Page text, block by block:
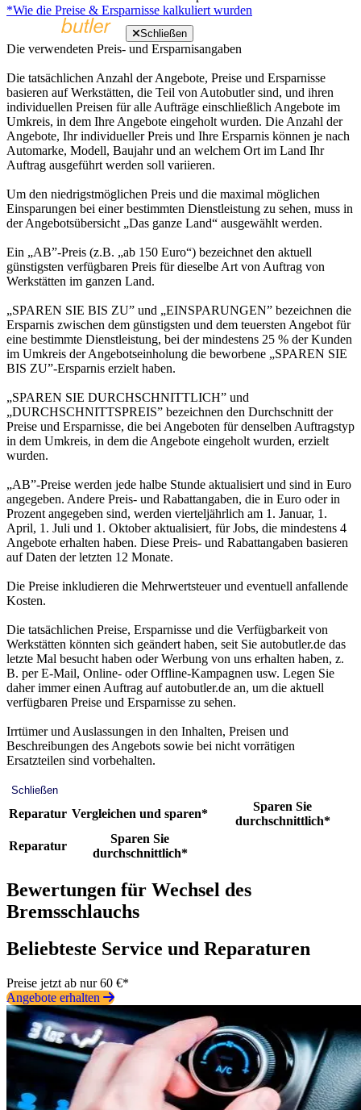
*Wie die Preise & Ersparnisse kalkuliert wurden
Schließen
Die verwendeten Preis- und Ersparnisangaben
Die tatsächlichen Anzahl der Angebote, Preise und Ersparnisse
basieren auf Werkstätten, die Teil von Autobutler sind, und ihren
individuellen Preisen für alle Aufträge einschließlich Angebote im
Umkreis, in dem Ihre Angebote eingeholt wurden. Die Anzahl der
Angebote, Ihr individueller Preis und Ihre Ersparnis können je nach
Automarke, Modell, Baujahr und an welchem Ort im Land Ihr
Auftrag ausgeführt werden soll variieren.
Um den niedrigstmöglichen Preis und die maximal möglichen
Einsparungen bei einer bestimmten Dienstleistung zu sehen, muss in
der Angebotsübersicht „Das ganze Land“ ausgewählt werden.
Ein „AB”-Preis (z.B. „ab 150 Euro“) bezeichnet den aktuell
günstigsten verfügbaren Preis für dieselbe Art von Auftrag von
Werkstätten im ganzen Land.
„SPAREN SIE BIS ZU” und „EINSPARUNGEN” bezeichnen die
Ersparnis zwischen dem günstigsten und dem teuersten Angebot für
eine bestimmte Dienstleistung, bei der mindestens 25 % der Kunden
im Umkreis der Angebotseinholung die beworbene „SPAREN SIE
BIS ZU”-Ersparnis erzielt haben.
„SPAREN SIE DURCHSCHNITTLICH” und
„DURCHSCHNITTSPREIS” bezeichnen den Durchschnitt der
Preise und Ersparnisse, die bei Angeboten für denselben Auftragstyp
in dem Umkreis, in dem die Angebote eingeholt wurden, erzielt
wurden.
„AB”-Preise werden jede halbe Stunde aktualisiert und sind in Euro
angegeben. Andere Preis- und Rabattangaben, die in Euro oder in
Prozent angegeben sind, werden vierteljährlich am 1. Januar, 1.
April, 1. Juli und 1. Oktober aktualisiert, für Jobs, die mindestens 4
Angebote erhalten haben. Diese Preis- und Rabattangaben basieren
auf Daten der letzten 12 Monate.
Die Preise inkludieren die Mehrwertsteuer und eventuell anfallende
Kosten.
Die tatsächlichen Preise, Ersparnisse und die Verfügbarkeit von
Werkstätten könnten sich geändert haben, seit Sie autobutler.de das
letzte Mal besucht haben oder Werbung von uns erhalten haben, z.
B. per E-Mail, Online- oder Offline-Kampagnen usw. Legen Sie
daher immer einen Auftrag auf autobutler.de an, um die aktuell
verfügbaren Preise und Ersparnisse zu sehen.
Irrtümer und Auslassungen in den Inhalten, Preisen und
Beschreibungen des Angebots sowie bei nicht vorrätigen
Ersatzteilen sind vorbehalten.
Schließen
Reparatur Vergleichen und sparen*
Sparen Sie
durchschnittlich*
Reparatur
Sparen Sie
durchschnittlich*
Bewertungen für Wechsel des
Bremsschlauchs
Beliebteste Service und Reparaturen
Preise jetzt ab nur 60 €*
Angebote erhalten